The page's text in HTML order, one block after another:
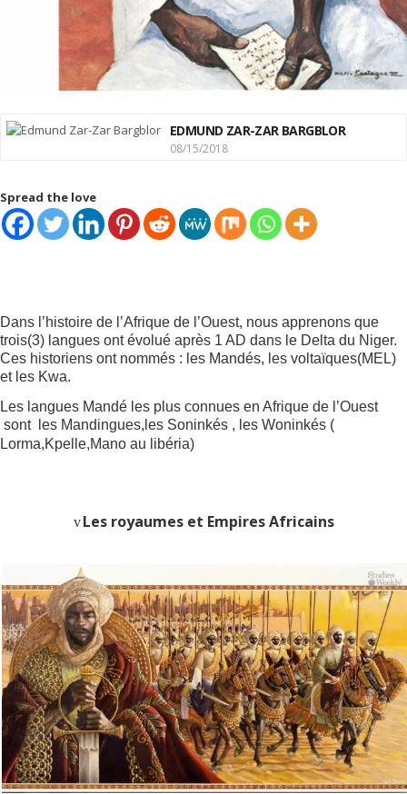
EDMUND ZAR-ZAR BARGBLOR
08/15/2018
Spread the love
Dans l’histoire de l’Afrique de l’Ouest, nous apprenons que
trois(3) langues ont évolué après 1 AD dans le Delta du Niger.
Ces historiens ont nommés : les Mandés, les voltaïques(MEL)
et les Kwa.
Les langues Mandé les plus connues en Afrique de l’Ouest
sont les Mandingues,les Soninkés , les Woninkés (
Lorma,Kpelle,Mano au libéria)
v Les royaumes et Empires Africains